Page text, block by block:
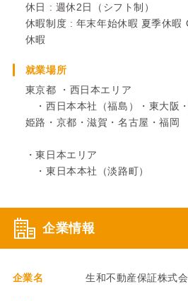
休日 : 週休2日（シフト制）
休暇制度 : 年末年始休暇 夏季休暇
休暇
就業場所
東京都 ・西日本エリア
・西日本本社（福島）・東大阪
姫路・京都・滋賀・名古屋・福岡
・東日本エリア
・東日本本社（淡路町）
企業情報
企業名 生和不動産保証株式